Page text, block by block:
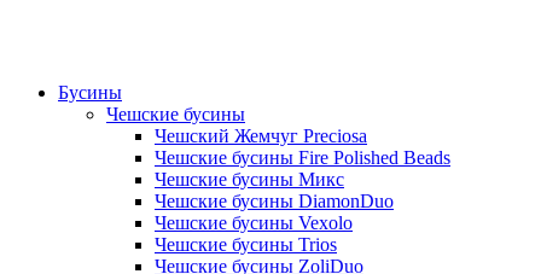
Бусины
Чешские бусины
Чешский Жемчуг Preciosa
Чешские бусины Fire Polished Beads
Чешские бусины Микс
Чешские бусины DiamonDuo
Чешские бусины Vexolo
Чешские бусины Trios
Чешские бусины ZoliDuo